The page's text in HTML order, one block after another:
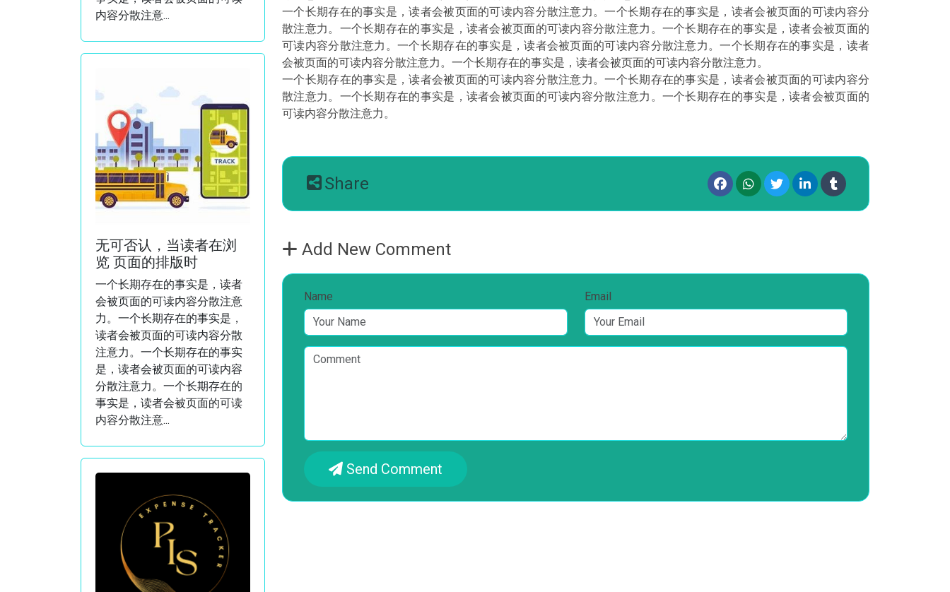
内容分散注意...
无可否认，当读者在浏
览 页面的排版时
一个长期存在的事实是，读者
会被页面的可读内容分散注意
力。一个长期存在的事实是，
读者会被页面的可读内容分散
注意力。一个长期存在的事实
是，读者会被页面的可读内容
分散注意力。一个长期存在的
事实是，读者会被页面的可读
内容分散注意...
一个长期存在的事实是，读者会被页面的可读内容分散注意力。一个长期存在的事实是，读者会被页面的可读内容分
散注意力。一个长期存在的事实是，读者会被页面的可读内容分散注意力。一个长期存在的事实是，读者会被页面的
可读内容分散注意力。一个长期存在的事实是，读者会被页面的可读内容分散注意力。一个长期存在的事实是，读者
会被页面的可读内容分散注意力。一个长期存在的事实是，读者会被页面的可读内容分散注意力。
一个长期存在的事实是，读者会被页面的可读内容分散注意力。一个长期存在的事实是，读者会被页面的可读内容分
散注意力。一个长期存在的事实是，读者会被页面的可读内容分散注意力。一个长期存在的事实是，读者会被页面的
可读内容分散注意力。
Share
Add New Comment
Name Email
Send Comment